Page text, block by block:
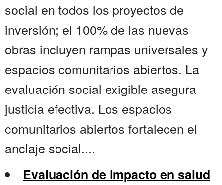
social en todos los proyectos de
inversión; el 100% de las nuevas
obras incluyen rampas universales y
espacios comunitarios abiertos. La
evaluación social exigible asegura
justicia efectiva. Los espacios
comunitarios abiertos fortalecen el
anclaje social....
Evaluación de impacto en salud